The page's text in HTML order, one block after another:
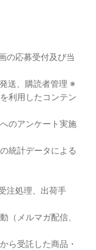
の応募受付及び当
送、購読者管理 ※
利用したコンテン
のアンケート実施
統計データによる
注処理、出荷手
（メルマガ配信、
ら受託した商品・